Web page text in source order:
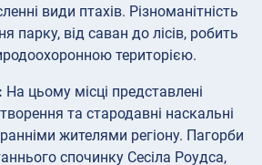
види птахів. Різноманітність
парку, від саван до лісів, робить
територією.
На цьому місці представлені
та стародавні наскальні
жителями регіону. Пагорби
спочинку Сесіла Роудса,